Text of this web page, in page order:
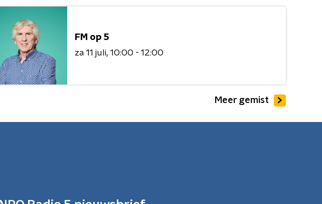
FM op 5
za 11 juli 10:00 - 12:00
Meer gemist